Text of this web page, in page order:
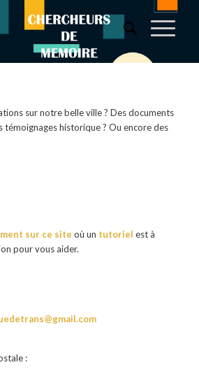
sur notre belle ville ? Des documents
témoignages historique ? Ou encore des
sur ce site où un tutoriel est à
pour vous aider.
: